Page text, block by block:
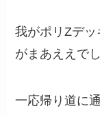
我がポリZデ
がまあええでし
一応帰り道に